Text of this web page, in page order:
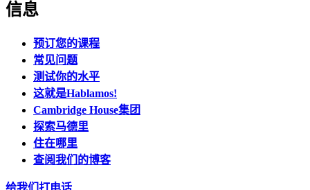
信息
预订您的课程
常见问题
测试你的水平
这就是Hablamos!
Cambridge House集团
探索马德里
住在哪里
查阅我们的博客
给我们打电话